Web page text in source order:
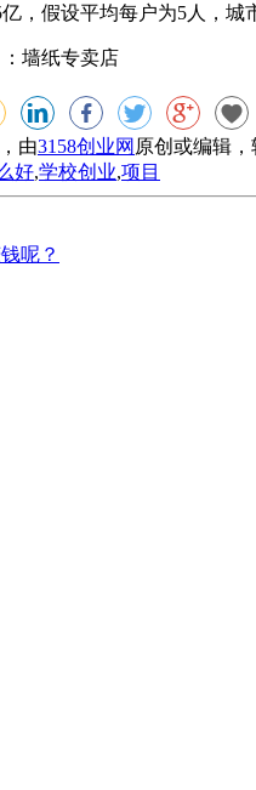
，假设平均每户为5人，城
墙纸专卖店
，由3158创业网 原创或编辑，
好,学校创业,项目
呢？